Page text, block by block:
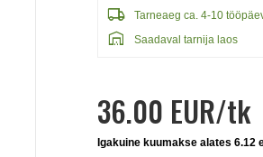
local_shipping Tarneaeg ca. 4-10
warehouse Saadaval tarnija laos
36.00 EUR/tk
Igakuine kuumakse alates 6.12